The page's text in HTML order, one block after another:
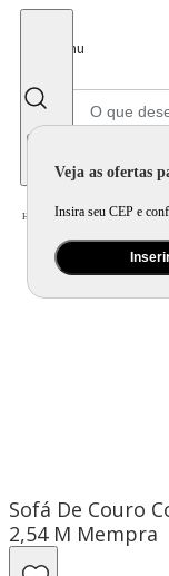
Menu
Veja as ofertas
Insira seu CEP e
Home Móveis e Decoração /
Sofá De Couro
2,54 M Mempra